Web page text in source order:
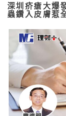
深圳疥瘡大爆
蟲鑽入皮膚惹